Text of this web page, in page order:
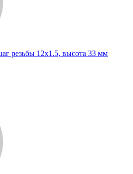
резьбы 12x1.5, высота 33 мм